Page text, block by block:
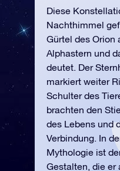
Diese
Nachthimmel
Gürtel des Orion
Alphastern und
deutet. Der
markiert weiter
Schulter des
brachten den
des Lebens und
Verbindung. In
Mythologie ist
Gestalten, die er